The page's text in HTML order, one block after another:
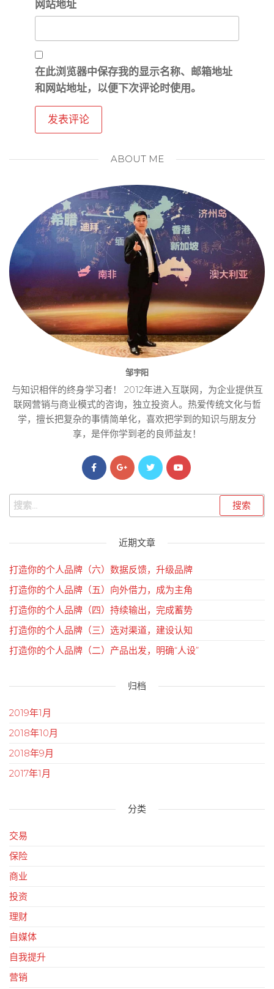
网站地址
在此浏览器中保存我的显示名称、邮箱地址
和网站地址，以便下次评论时使用。
ABOUT ME
邹宇阳
与知识相伴的终身学习者！ 2012年进入互联网，为企业提供互
联网营销与商业模式的咨询，独立投资人。热爱传统文化与哲
学，擅长把复杂的事情简单化，喜欢把学到的知识与朋友分
享，是伴你学到老的良师益友！
近期文章
打造你的个人品牌（六）数据反馈，升级品牌
打造你的个人品牌（五）向外借力，成为主角
打造你的个人品牌（四）持续输出，完成蓄势
打造你的个人品牌（三）选对渠道，建设认知
打造你的个人品牌（二）产品出发，明确“人设”
归档
2019年1月
2018年10月
2018年9月
2017年1月
分类
交易
保险
商业
投资
理财
自媒体
自我提升
营销